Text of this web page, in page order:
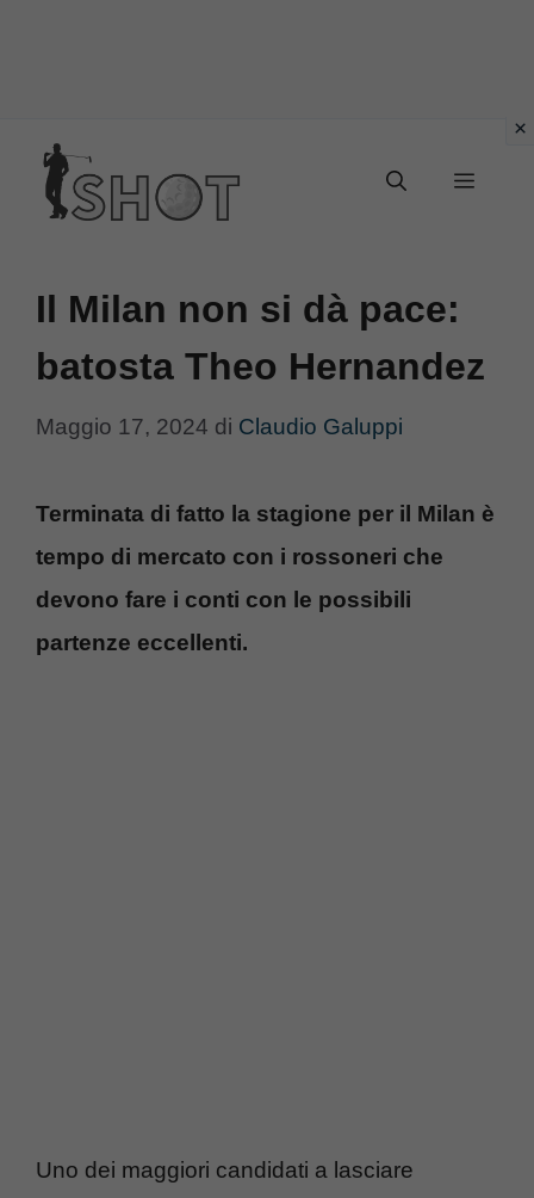
contenuto
Menu
Il Milan non si dà pace:
batosta Theo Hernandez
Maggio 17, 2024 di Claudio Galuppi
Terminata di fatto la stagione per il Milan è
tempo di mercato con i rossoneri che
devono fare i conti con le possibili
partenze eccellenti.
Uno dei maggiori candidati a lasciare